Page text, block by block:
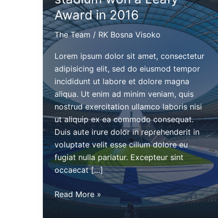
Award in 2016
The Team / RK Bosna Visoko
Lorem ipsum dolor sit amet, consectetur
adipisicing elit, sed do eiusmod tempor
incididunt ut labore et dolore magna
aliqua. Ut enim ad minim veniam, quis
nostrud exercitation ullamco laboris nisi
ut aliquip ex ea commodo consequat.
Duis aute irure dolor in reprehenderit in
voluptate velit esse cillum dolore eu
fugiat nulla pariatur. Excepteur sint
occaecat […]
The
Read More »